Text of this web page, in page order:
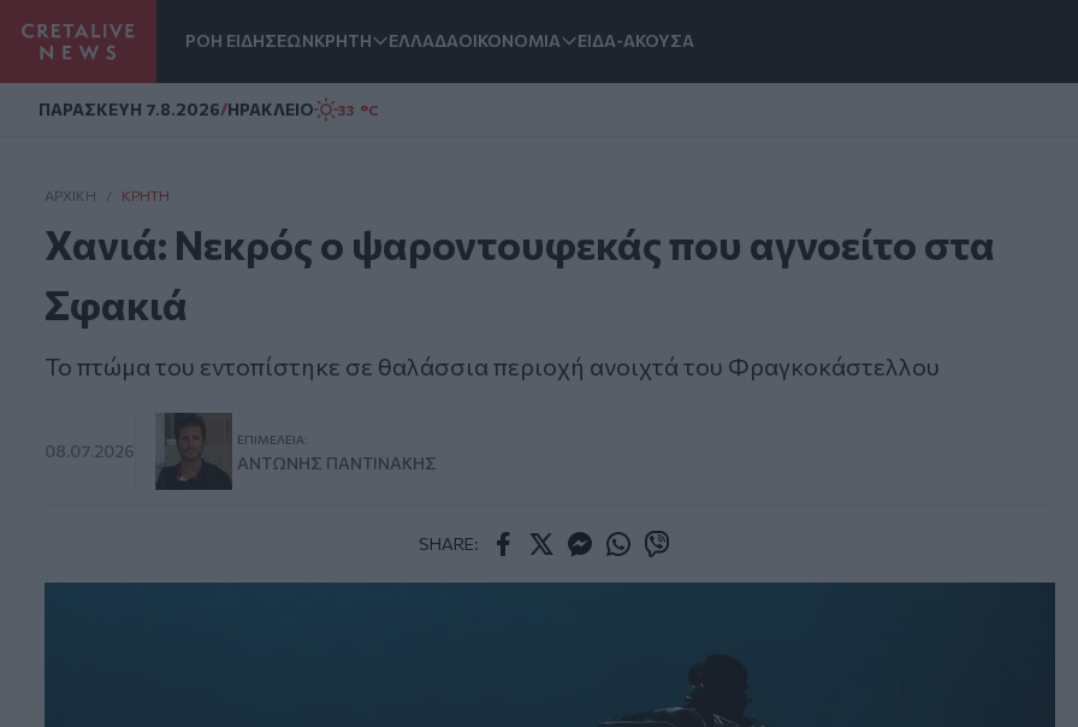
ΡΟΗ ΕΙΔΗΣΕΩΝΚΡΗΤΗ ΕΛΛΑΔΑΟΙΚΟΝΟΜΙΑ ΕΙΔΑ-ΑΚΟΥΣΑ
ΠΑΡΑΣΚΕΥΗ 7.8.2026/ΗΡΑΚΛΕΙΟ 33 °C
ΑΡΧΙΚΗ / ΚΡΉΤΗ
Χανιά: Νεκρός ο ψαροντουφεκάς που αγνοείτο στα
Σφακιά
Το πτώμα του εντοπίστηκε σε θαλάσσια περιοχή ανοιχτά του Φραγκοκάστελλου
08.07.2026
ΕΠΙΜΈΛΕΙΑ:
ΑΝΤΏΝΗΣ ΠΑΝΤΙΝΆΚΗΣ
SHARE: